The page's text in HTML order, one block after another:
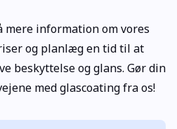
mere information om vores
og planlæg en tid til at
beskyttelse og glans. Gør din
med glascoating fra os!